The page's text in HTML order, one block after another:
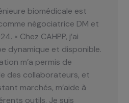
biomédicale est
négociatrice DM et
« Chez CAHPP, j’ai
dynamique et disponible.
m’a permis de
des collaborateurs, et
marchés, m’aide à
outils. Je suis